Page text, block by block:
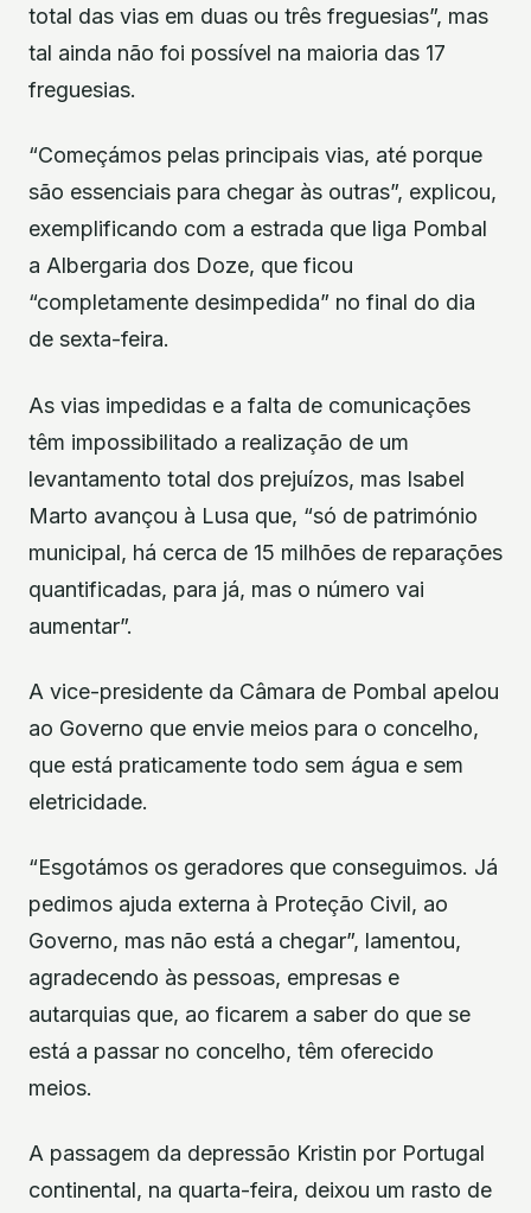
total das vias em duas ou três freguesias”, mas
tal ainda não foi possível na maioria das 17
freguesias.
“Começámos pelas principais vias, até porque
são essenciais para chegar às outras”, explicou,
exemplificando com a estrada que liga Pombal
a Albergaria dos Doze, que ficou
“completamente desimpedida” no final do dia
de sexta-feira.
As vias impedidas e a falta de comunicações
têm impossibilitado a realização de um
levantamento total dos prejuízos, mas Isabel
Marto avançou à Lusa que, “só de património
municipal, há cerca de 15 milhões de reparações
quantificadas, para já, mas o número vai
aumentar”.
A vice-presidente da Câmara de Pombal apelou
ao Governo que envie meios para o concelho,
que está praticamente todo sem água e sem
eletricidade.
“Esgotámos os geradores que conseguimos. Já
pedimos ajuda externa à Proteção Civil, ao
Governo, mas não está a chegar”, lamentou,
agradecendo às pessoas, empresas e
autarquias que, ao ficarem a saber do que se
está a passar no concelho, têm oferecido
meios.
A passagem da depressão Kristin por Portugal
continental, na quarta-feira, deixou um rasto de